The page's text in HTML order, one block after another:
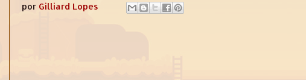
por Gilliard Lopes